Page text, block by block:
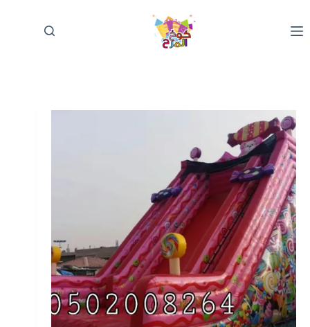
المحتوى